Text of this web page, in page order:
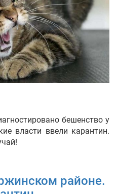
бешенство у
власти ввели карантин.
районе.